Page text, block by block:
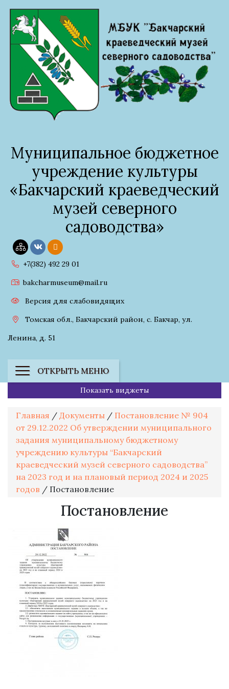
Муниципальное бюджетное
учреждение культуры
«Бакчарский краеведческий
музей северного
садоводства»
+7(382) 492 29 01
bakcharmuseum@mail.ru
Версия для слабовидящих
Томская обл., Бакчарский район, с. Бакчар, ул.
Ленина, д. 51
ОТКРЫТЬ МЕНЮ
Показать виджеты
Главная / Документы / Постановление № 904
от 29.12.2022 Об утверждении муниципального
задания муниципальному бюджетному
учреждению культуры “Бакчарский
краеведческий музей северного садоводства”
на 2023 год и на плановый период 2024 и 2025
годов / Постановление
Постановление